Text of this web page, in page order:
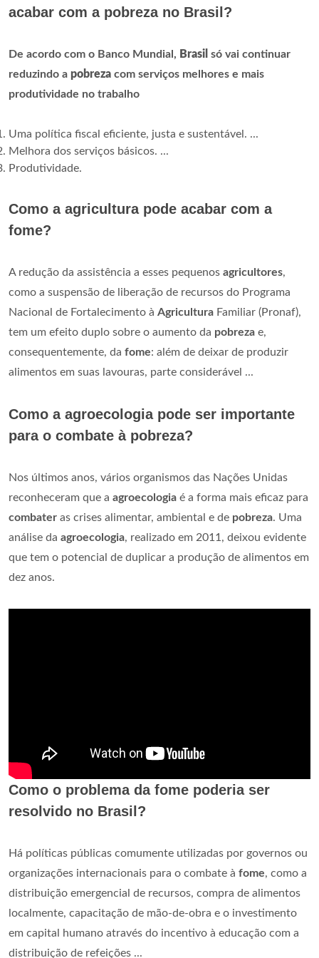
acabar com a pobreza no Brasil?
De acordo com o Banco Mundial, Brasil só vai continuar
reduzindo a pobreza com serviços melhores e mais
produtividade no trabalho
Uma política fiscal eficiente, justa e sustentável. ...
Melhora dos serviços básicos. ...
Produtividade.
Como a agricultura pode acabar com a
fome?
A redução da assistência a esses pequenos agricultores,
como a suspensão de liberação de recursos do Programa
Nacional de Fortalecimento à Agricultura Familiar (Pronaf),
tem um efeito duplo sobre o aumento da pobreza e,
consequentemente, da fome: além de deixar de produzir
alimentos em suas lavouras, parte considerável ...
Como a agroecologia pode ser importante
para o combate à pobreza?
Nos últimos anos, vários organismos das Nações Unidas
reconheceram que a agroecologia é a forma mais eficaz para
combater as crises alimentar, ambiental e de pobreza. Uma
análise da agroecologia, realizado em 2011, deixou evidente
que tem o potencial de duplicar a produção de alimentos em
dez anos.
Como o problema da fome poderia ser
resolvido no Brasil?
Há políticas públicas comumente utilizadas por governos ou
organizações internacionais para o combate à fome, como a
distribuição emergencial de recursos, compra de alimentos
localmente, capacitação de mão-de-obra e o investimento
em capital humano através do incentivo à educação com a
distribuição de refeições ...